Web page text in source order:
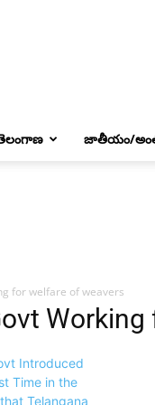
జాతీయం/
for welfare of weavers